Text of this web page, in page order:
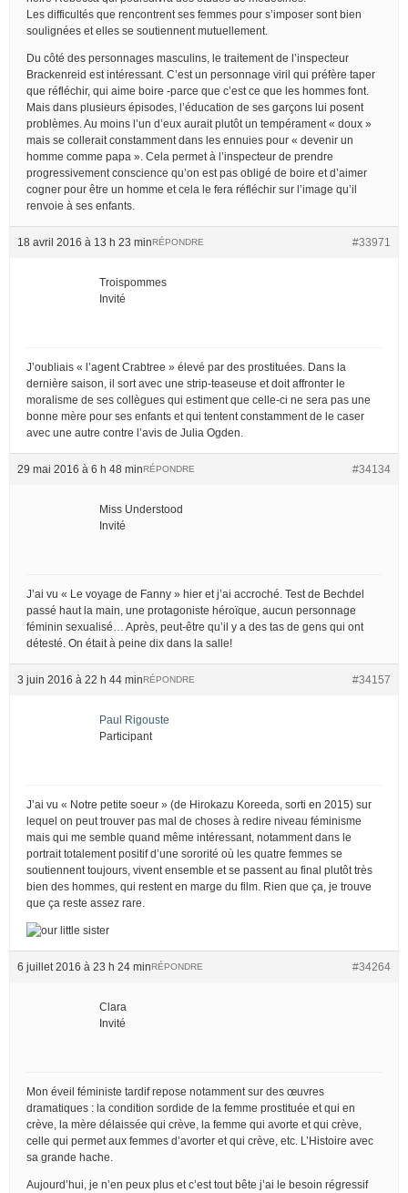
Les difficultés que rencontrent ses femmes pour s’imposer sont bien
soulignées et elles se soutiennent mutuellement.
Du côté des personnages masculins, le traitement de l’inspecteur
Brackenreid est intéressant. C’est un personnage viril qui préfère taper
que réfléchir, qui aime boire -parce que c’est ce que les hommes font.
Mais dans plusieurs épisodes, l’éducation de ses garçons lui posent
problèmes. Au moins l’un d’eux aurait plutôt un tempérament « doux »
mais se collerait constamment dans les ennuies pour « devenir un
homme comme papa ». Cela permet à l’inspecteur de prendre
progressivement conscience qu’on est pas obligé de boire et d’aimer
cogner pour être un homme et cela le fera réfléchir sur l’image qu’il
renvoie à ses enfants.
18 avril 2016 à 13 h 23 min #33971
RÉPONDRE
Troispommes
Invité
J’oubliais « l’agent Crabtree » élevé par des prostituées. Dans la
dernière saison, il sort avec une strip-teaseuse et doit affronter le
moralisme de ses collègues qui estiment que celle-ci ne sera pas une
bonne mère pour ses enfants et qui tentent constamment de le caser
avec une autre contre l’avis de Julia Ogden.
29 mai 2016 à 6 h 48 min #34134
RÉPONDRE
Miss Understood
Invité
J’ai vu « Le voyage de Fanny » hier et j’ai accroché. Test de Bechdel
passé haut la main, une protagoniste héroïque, aucun personnage
féminin sexualisé… Après, peut-être qu’il y a des tas de gens qui ont
détesté. On était à peine dix dans la salle!
3 juin 2016 à 22 h 44 min #34157
RÉPONDRE
Paul Rigouste
Participant
J’ai vu « Notre petite soeur » (de Hirokazu Koreeda, sorti en 2015) sur
lequel on peut trouver pas mal de choses à redire niveau féminisme
mais qui me semble quand même intéressant, notamment dans le
portrait totalement positif d’une sororité où les quatre femmes se
soutiennent toujours, vivent ensemble et se passent au final plutôt très
bien des hommes, qui restent en marge du film. Rien que ça, je trouve
que ça reste assez rare.
6 juillet 2016 à 23 h 24 min #34264
RÉPONDRE
Clara
Invité
Mon éveil féministe tardif repose notamment sur des œuvres
dramatiques : la condition sordide de la femme prostituée et qui en
crève, la mère délaissée qui crève, la femme qui avorte et qui crève,
celle qui permet aux femmes d’avorter et qui crève, etc. L’Histoire avec
sa grande hache.
Aujourd’hui, je n’en peux plus et c’est tout bête j’ai le besoin régressif